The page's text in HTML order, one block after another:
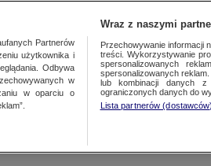
Partnerów
użytkownika i
Odbywa
w
w oparciu o
Wraz z naszymi
Przechowywanie informacji
treści. Wykorzystywanie
spersonalizowanych
spersonalizowanych
lub kombinacji danych z
ograniczonych danych do
Lista partnerów (dostawców)